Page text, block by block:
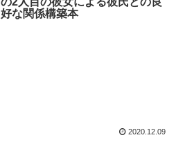
好な関係構築本
2020.12.09